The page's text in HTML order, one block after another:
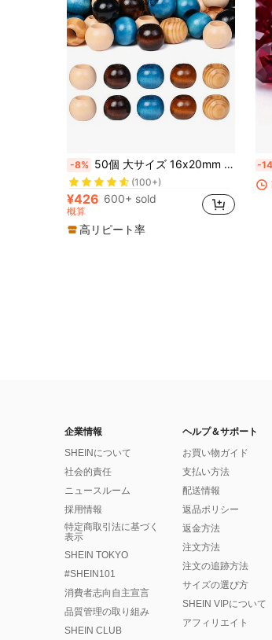
-8% 50個 大サイズ 16x20mm 天然木製ビーズ、ダークブラウン、ターコイズ ラウンドスペーサービーズ DIYジュエリー作り、マクラメ、ネックレス、ブレスレット、ガーランドクラフト用
#6 ベストセラー
(100+)
#6 ベストセラー
(100+)
#6 ベストセラー
(100+)
#6 ベストセラー
ボホ ビーズ&ビーズ用品
¥426 600+ sold
概算
高リピート率
-
企業情報
SHEINについて
社会的責任
ニュースルーム
採用情報
特定商取引法に基づく
表示
SHEIN TOKYO
#SHEIN101
消費者志向自主宣言
品質管理の取り組み
SHEIN CLUB
ヘルプ＆サポート
お買い物ガイド
支払い方法
配送情報
返品ポリシー
返金方法
注文方法
注文の追跡方法
サイズの選び方
SHEIN VIPについて
アフィリエイト